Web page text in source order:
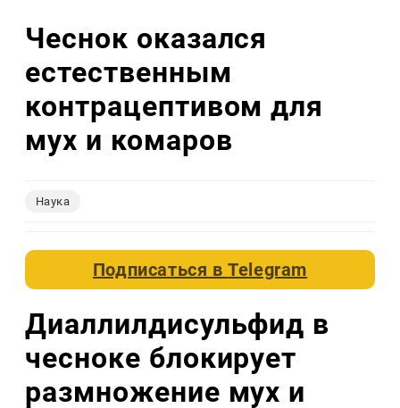
Чеснок оказался
естественным
контрацептивом для
мух и комаров
Наука
Подписаться вTelegram
Диаллилдисульфид в
чесноке блокирует
размножение мух и